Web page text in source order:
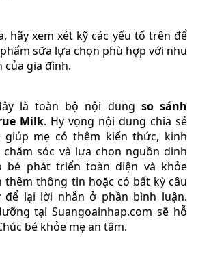
hãy xem xét kỹ các yếu tố trên để
sữa lựa chọn phù hợp với nhu
của gia đình.
là toàn bộ nội dung so sánh
Milk. Hy vọng nội dung chia sẻ
mẹ có thêm kiến thức, kinh
sóc và lựa chọn nguồn dinh
phát triển toàn diện và khỏe
thêm thông tin hoặc có bất kỳ câu
để lại lời nhắn ở phần bình luận.
tại Suangoainhap.com sẽ hỗ
bé khỏe mẹ an tâm.